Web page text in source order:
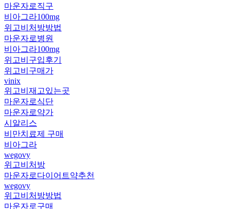
마운자로직구
비아그라100mg
위고비처방방법
마운자로병원
비아그라100mg
위고비구입후기
위고비구매가
vinix
위고비재고있는곳
마운자로식단
마운자로약가
시알리스
비만치료제 구매
비아그라
wegovy
위고비처방
마운자로다이어트약추천
wegovy
위고비처방방법
마운자로구매